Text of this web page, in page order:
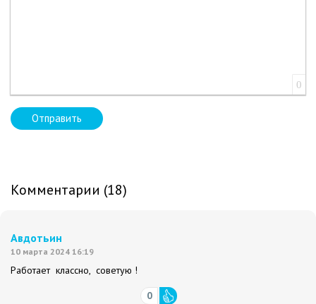
0
Отправить
Комментарии (18)
Авдотьин
10 марта 2024 16:19
Работает классно, советую !
0